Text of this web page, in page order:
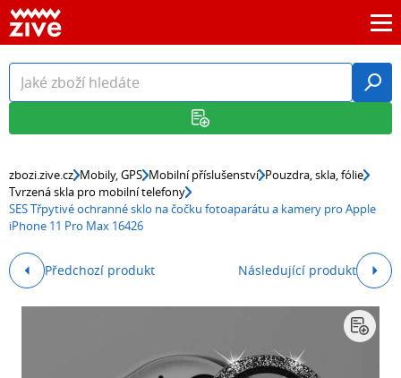
zbozi.zive.cz Mobily, GPS Mobilní příslušenství Pouzdra, skla, fólie
Tvrzená skla pro mobilní telefony
SES Třpytivé ochranné sklo na čočku fotoaparátu a kamery pro Apple
iPhone 11 Pro Max 16426
Předchozí produkt Následující produkt